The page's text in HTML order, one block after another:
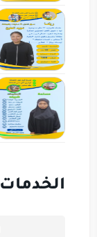
الخدمات